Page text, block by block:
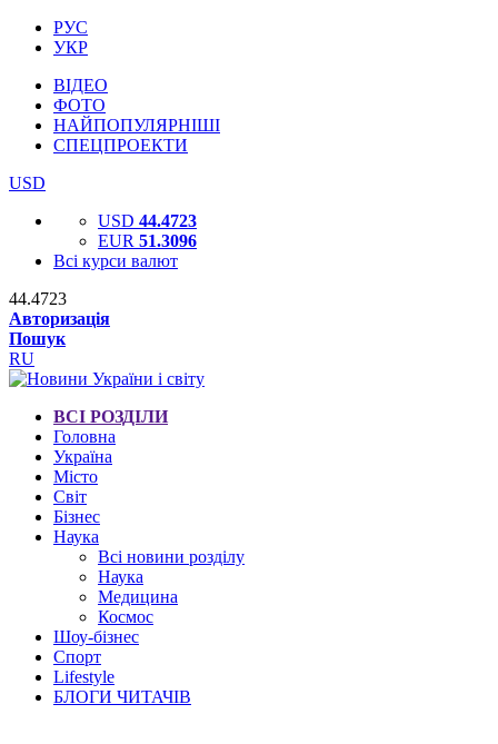
РУС
УКР
ВІДЕО
ФОТО
НАЙПОПУЛЯРНІШІ
СПЕЦПРОЕКТИ
USD
USD 44.4723
EUR 51.3096
Всі курси валют
44.4723
Авторизація
Пошук
RU
ВСІ РОЗДІЛИ
Головна
Україна
Місто
Світ
Бізнес
Наука
Всі новини розділу
Наука
Медицина
Космос
Шоу-бізнес
Спорт
Lifestyle
БЛОГИ ЧИТАЧІВ